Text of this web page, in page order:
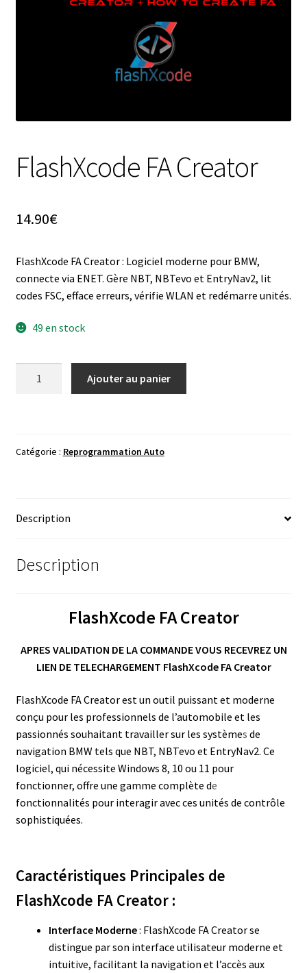
FlashXcode FA Creator
14.90€
FlashXcode FA Creator : Logiciel moderne pour BMW,
connecte via ENET. Gère NBT, NBTevo et EntryNav2, lit
codes FSC, efface erreurs, vérifie WLAN et redémarre unités.
49 en stock
Ajouter au panier
Catégorie : Reprogrammation Auto
Description
Description
FlashXcode FA Creator
APRES VALIDATION DE LA COMMANDE VOUS RECEVREZ UN
LIEN DE TELECHARGEMENT FlashXcode FA Creator
FlashXcode FA Creator est un outil puissant et moderne
conçu pour les professionnels de l’automobile et les
passionnés souhaitant travailler sur les systèmes de
navigation BMW tels que NBT, NBTevo et EntryNav2. Ce
logiciel, qui nécessite Windows 8, 10 ou 11 pour
fonctionner, offre une gamme complète de
fonctionnalités pour interagir avec ces unités de contrôle
sophistiquées.
Caractéristiques Principales de
FlashXcode FA Creator :
Interface Moderne: FlashXcode FA Creator se
distingue par son interface utilisateur moderne et
intuitive, facilitant la navigation et l’accès aux